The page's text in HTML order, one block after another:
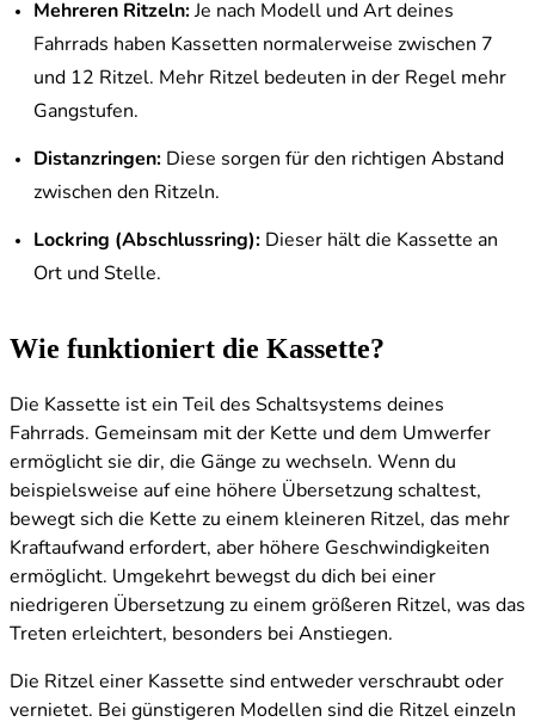
Mehreren Ritzeln:Je nach Modell und Art deines
Fahrrads haben Kassetten normalerweise zwischen 7
und 12 Ritzel. Mehr Ritzel bedeuten in der Regel mehr
Gangstufen.
Distanzringen: Diese sorgen für den richtigen Abstand
zwischen den Ritzeln.
Lockring (Abschlussring): Dieser hält die Kassette an
Ort und Stelle.
Wie funktioniert die Kassette?
Die Kassette ist ein Teil des Schaltsystems deines
Fahrrads. Gemeinsam mit der Kette und dem Umwerfer
ermöglicht sie dir, die Gänge zu wechseln. Wenn du
beispielsweise auf eine höhere Übersetzung schaltest,
bewegt sich die Kette zu einem kleineren Ritzel, das mehr
Kraftaufwand erfordert, aber höhere Geschwindigkeiten
ermöglicht. Umgekehrt bewegst du dich bei einer
niedrigeren Übersetzung zu einem größeren Ritzel, was das
Treten erleichtert, besonders bei Anstiegen.
Die Ritzel einer Kassette sind entweder verschraubt oder
vernietet. Bei günstigeren Modellen sind die Ritzel einzeln